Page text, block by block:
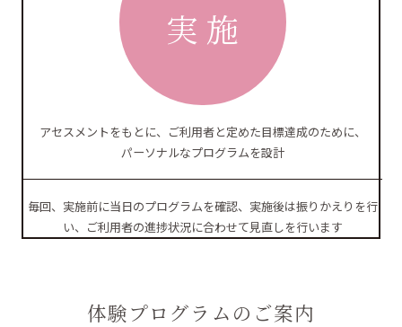
実 施
アセスメントをもとに、ご利用者と定めた目標達成のために、
パーソナルなプログラムを設計
毎回、実施前に当日のプログラムを確認、実施後は振りかえりを行
い、ご利用者の進捗状況に合わせて見直しを行います
体験プログラムのご案内